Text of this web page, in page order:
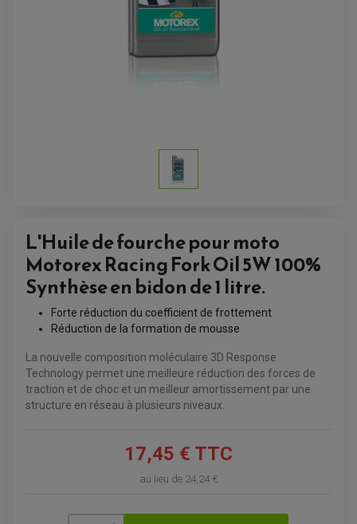
ACCESSOIRES QUAD
KIT DÉCO QUAD / SSV
REPOSE PIED QUAD
L'Huile de fourche pour moto
Motorex Racing Fork Oil 5W 100%
Synthèse en bidon de 1 litre.
Forte réduction du coefficient de frottement
Réduction de la formation de mousse
La nouvelle composition moléculaire 3D Response
Technology permet une meilleure réduction des forces de
traction et de choc et un meilleur amortissement par une
structure en réseau à plusieurs niveaux.
17,45 € TTC
au lieu de 24,24 €